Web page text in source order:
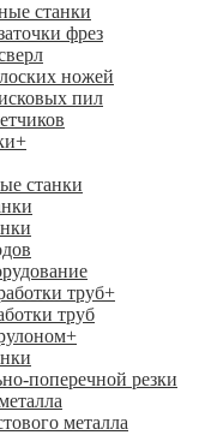
станки
фрез
ножей
пил
+
станки
труб+
труб
+
поперечной резки
металла